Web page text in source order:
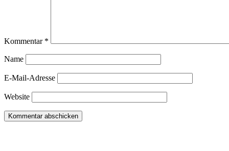
Kommentar *
Name
E-Mail-Adresse
Website